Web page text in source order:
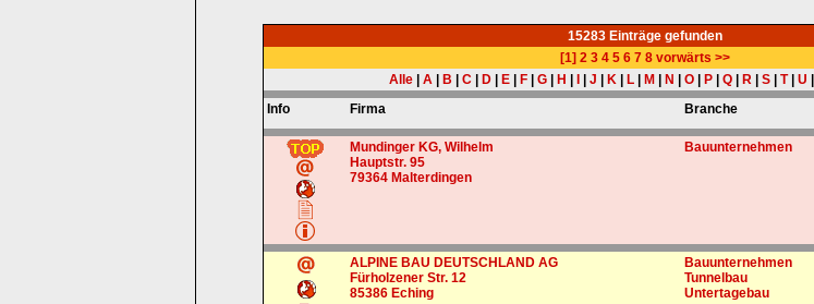
15283 Einträge gefunden
[1] 2 3 4 5 6 7 8 vorwärts >>
Alle| A| B C| D| E| F| G| H J K| L| M N O| P| Q| R| S| T| U
Info
Firma Branche
Mundinger KG, Wilhelm
Hauptstr. 95
79364 Malterdingen
Bauunternehmen
ALPINE BAU DEUTSCHLAND AG
Fürholzener Str. 12
85386 Eching
Bauunternehmen
Tunnelbau
Untertagebau